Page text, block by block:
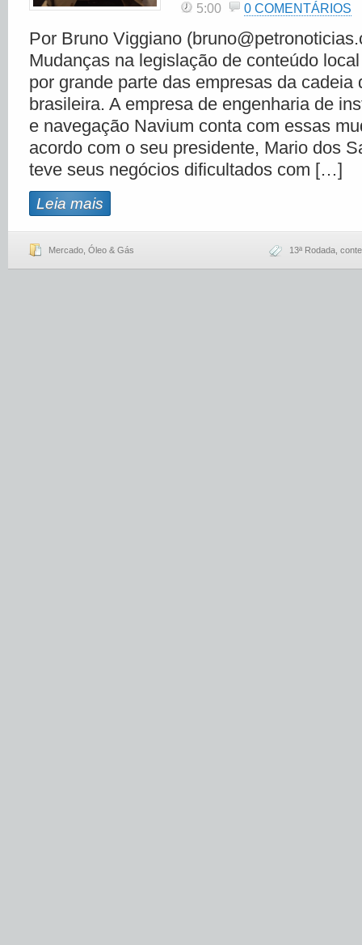
5:00 0 COMENTÁRIOS
Por Bruno Viggiano
Mudanças na legislação de conteúdo
por grande parte das empresas da cadeia
brasileira. A empresa de engenharia de
e navegação Navium conta com essas
acordo com o seu presidente, Mario dos
teve seus negócios dificultados com […]
Leia mais
Mercado Óleo & Gás 13ª Rodada